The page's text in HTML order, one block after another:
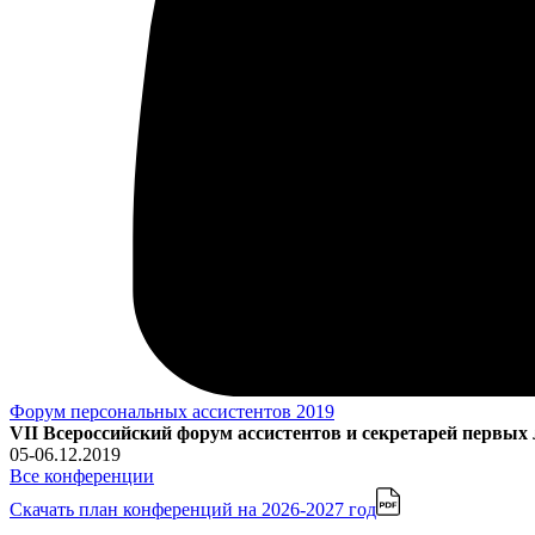
Форум персональных ассистентов 2019
VII Всероссийский форум ассистентов и секретарей
05-06.12.2019
Все конференции
Скачать план конференций на 2026-2027 год